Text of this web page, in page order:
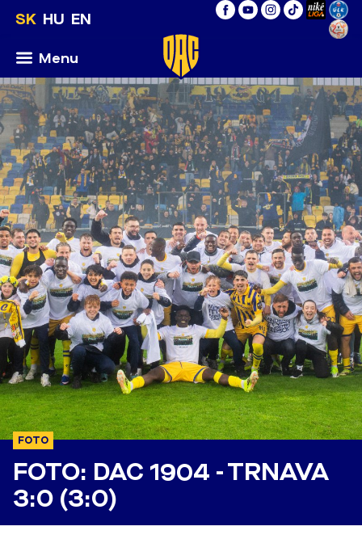
SK HU EN
Menu
FOTO
FOTO: DAC 1904 - TRNAVA
3:0 (3:0)